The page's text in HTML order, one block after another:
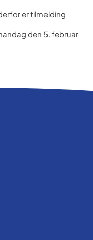
er tilmelding
den 5. februar